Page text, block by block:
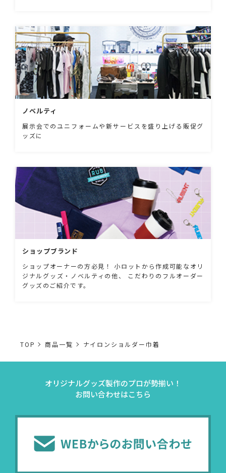
ノベルティ
展示会でのユニフォームや新サービスを盛り上げる販促グ
ッズに
ショップブランド
ショップオーナーの方必見！ 小ロットから作成可能なオリ
ジナルグッズ・ノベルティの他、 こだわりのフルオーダー
グッズのご紹介です。
TOP 商品一覧 ナイロンショルダー巾着
オリジナルグッズ製作のプロが勢揃い！
お問い合わせはこちら